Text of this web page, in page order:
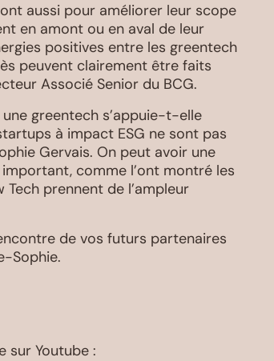
aussi pour améliorer leur scope
en amont ou en aval de leur
positives entre les greentech
peuvent clairement être faits
Associé Senior du BCG.
greentech s’appuie-t-elle
à impact ESG ne sont pas
Gervais. On peut avoir une
comme l’ont montré les
prennent de l’ampleur
de vos futurs partenaires
Sophie.
sur Youtube :